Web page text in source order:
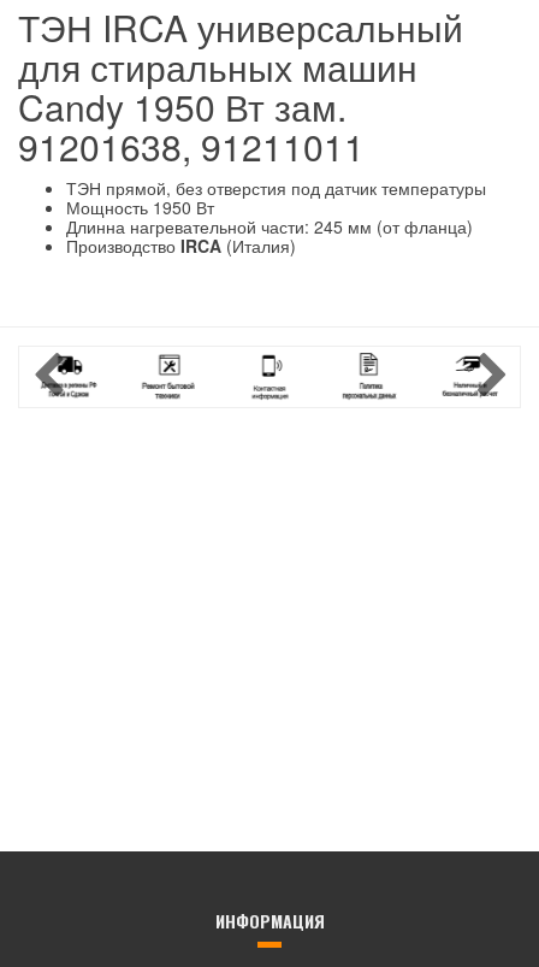
ТЭН IRCA универсальный
для стиральных машин
Candy 1950 Вт зам.
91201638, 91211011
ТЭН прямой, без отверстия под датчик температуры
Мощность 1950 Вт
Длинна нагревательной части: 245 мм (от фланца)
Производство IRCA (Италия)
ИНФОРМАЦИЯ